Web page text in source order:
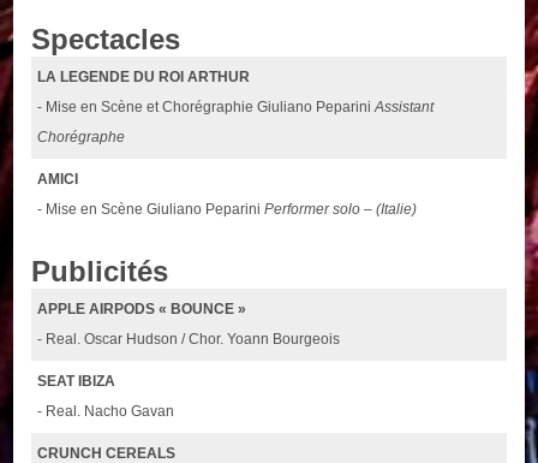
Spectacles
LA LEGENDE DU ROI ARTHUR
- Mise en Scène et Chorégraphie Giuliano PepariniAssistant
Chorégraphe
AMICI
- Mise en Scène Giuliano PepariniPerformer solo – (Italie)
Publicités
APPLE AIRPODS « BOUNCE »
- Real. Oscar Hudson / Chor. Yoann Bourgeois
SEAT IBIZA
- Real. Nacho Gavan
CRUNCH CEREALS